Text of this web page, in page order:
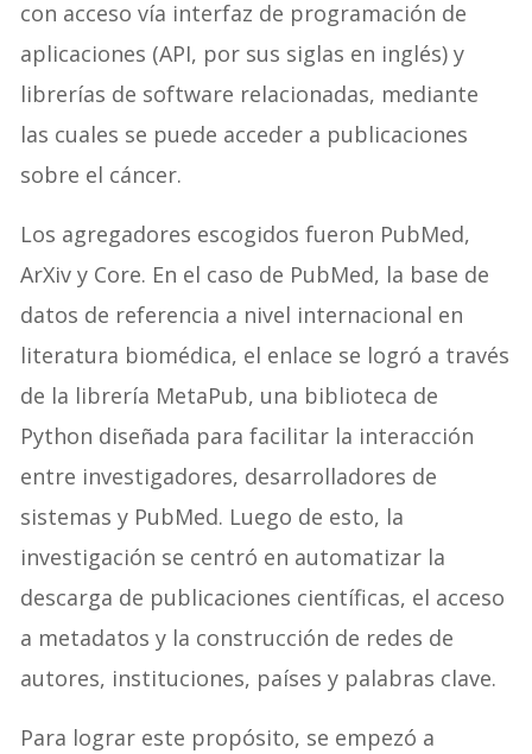
con acceso vía interfaz de programación de
aplicaciones (API, por sus siglas en inglés) y
librerías de software relacionadas, mediante
las cuales se puede acceder a publicaciones
sobre el cáncer.
Los agregadores escogidos fueron PubMed,
ArXiv y Core. En el caso de PubMed, la base de
datos de referencia a nivel internacional en
literatura biomédica, el enlace se logró a través
de la librería MetaPub, una biblioteca de
Python diseñada para facilitar la interacción
entre investigadores, desarrolladores de
sistemas y PubMed. Luego de esto, la
investigación se centró en automatizar la
descarga de publicaciones científicas, el acceso
a metadatos y la construcción de redes de
autores, instituciones, países y palabras clave.
Para lograr este propósito, se empezó a